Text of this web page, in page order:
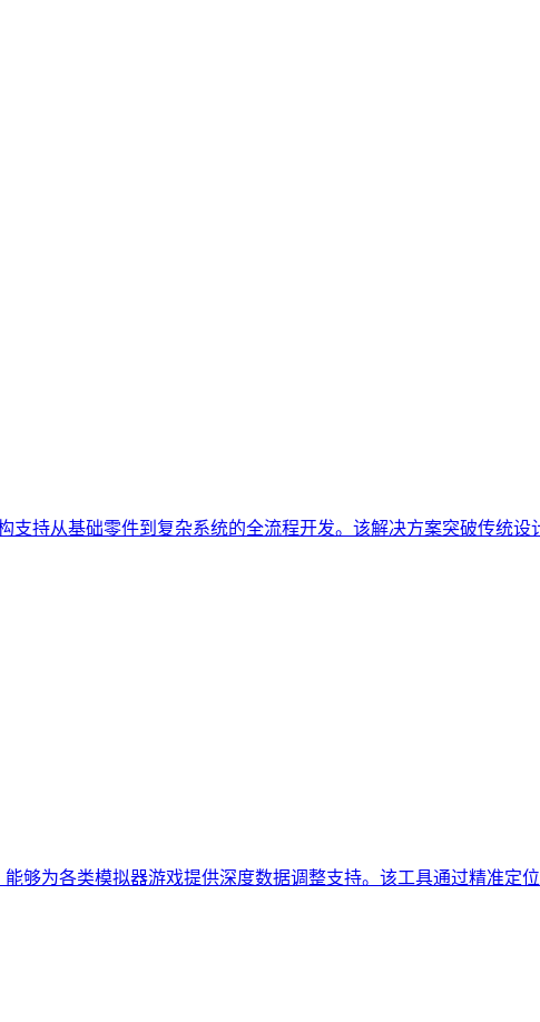
持从基础零件到复杂系统的全流程开发。该解决方案突破传统
够为各类模拟器游戏提供深度数据调整支持。该工具通过精准定